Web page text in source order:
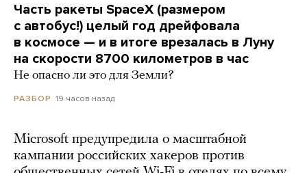
Часть ракеты SpaceX (размером
с автобус!) целый год дрейфовала
в космосе — и в итоге врезалась в Луну
на скорости 8700 километров в час
Не опасно ли это для Земли?
РАЗБОР 19 часов назад
Microsoft предупредила о масштабной
кампании российских хакеров против